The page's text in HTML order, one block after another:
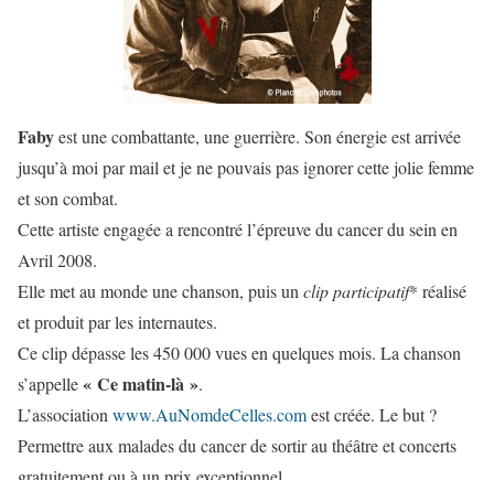
Fabyest une combattante, une guerrière. Son énergie est arrivée
jusqu’à moi par mail et je ne pouvais pas ignorer cette jolie femme
et son combat.
Cette artiste engagée a rencontré l’épreuve du cancer du sein en
Avril 2008.
Elle met au monde une chanson, puis un clip participatif* réalisé
et produit par les internautes.
Ce clip dépasse les 450 000 vues en quelques mois. La chanson
s’appelle« Ce matin-là ».
L’association www.AuNomdeCelles.comest créée. Le but ?
Permettre aux malades du cancer de sortir au théâtre et concerts